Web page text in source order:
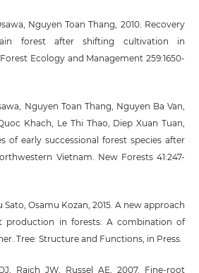
Nguyen Toan Thang, 2010. Recovery
forest after shifting cultivation in
Ecology and Management 259:1650-
Nguyen Toan Thang, Nguyen Ba Van,
Khach, Le Thi Thao, Diep Xuan Tuan,
of early successional forest species after
Vietnam. New Forests 41:247-
Sato, Osamu Kozan, 2015. A new approach
production in forests: A combination of
Tree: Structure and Functions, in Press.
Raich JW, Russel AE, 2007. Fine-root